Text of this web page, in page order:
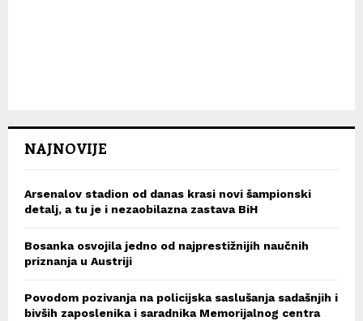
NAJNOVIJE
Arsenalov stadion od danas krasi novi šampionski
detalj, a tu je i nezaobilazna zastava BiH
Bosanka osvojila jedno od najprestižnijih naučnih
priznanja u Austriji
Povodom pozivanja na policijska saslušanja sadašnjih i
bivših zaposlenika i saradnika Memorijalnog centra